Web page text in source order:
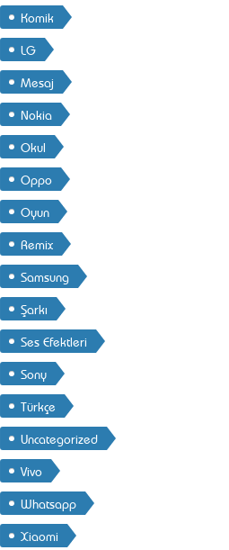
Komik
LG
Mesaj
Nokia
Okul
Oppo
Oyun
Remix
Samsung
Şarkı
Ses Efektleri
Sony
Türkçe
Uncategorized
Vivo
Whatsapp
Xiaomi